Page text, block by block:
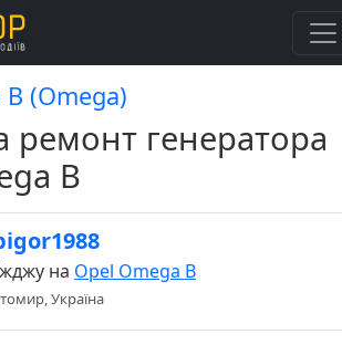
(Omega)
ремонт генератора
B
на Opel Omega B
Україна